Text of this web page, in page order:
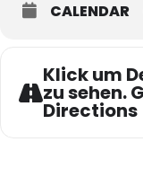
CALENDAR
Klick um
zu sehen.
Directions